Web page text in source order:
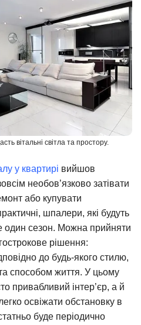
вітальні світла та простору.
у квартирі вийшов
необов’язково затівати
або купувати
шпалери, які будуть
один сезон. Можна прийняти
рішення:
до будь-якого стилю,
способом життя. У цьому
привабливий інтер’єр, а й
освіжати обстановку в
буде періодично